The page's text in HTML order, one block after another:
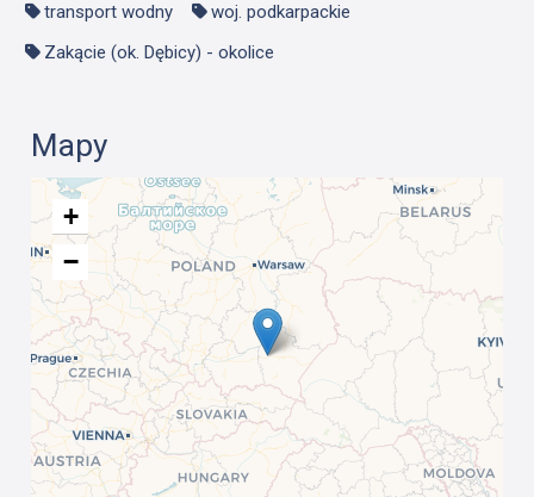
transport wodny
woj. podkarpackie
Zakącie (ok. Dębicy) - okolice
Mapy
+
−